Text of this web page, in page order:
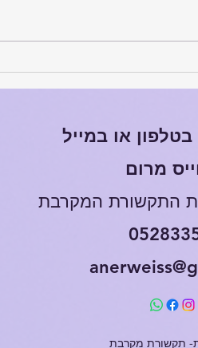
מרום
התקשורת המקרבת
תקשורת מקרבת